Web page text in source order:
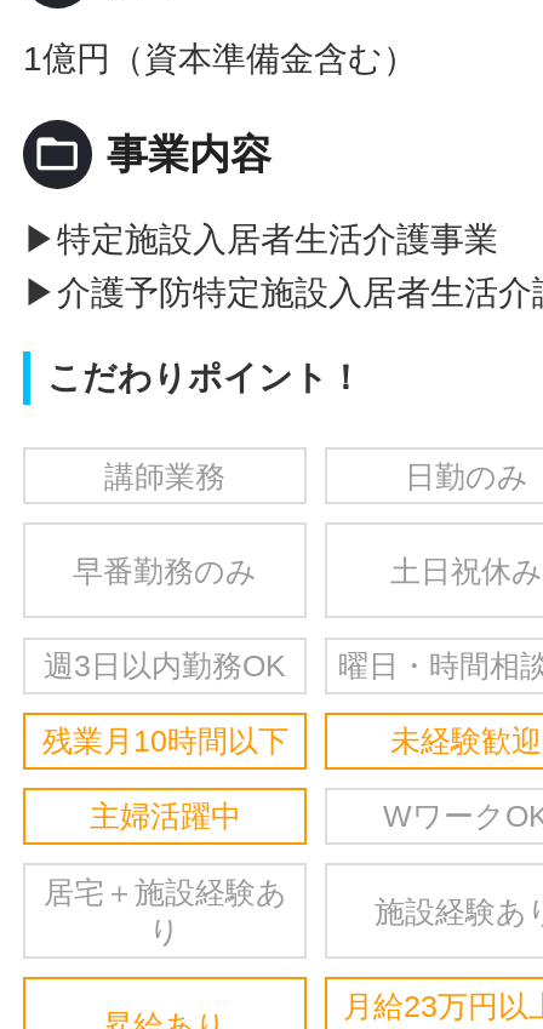
1億円（資本準備金含む）
folder_open 事業内容
▶特定施設入居者生活介護事業
▶介護予防特定施設入居者生活介
こだわりポイント！
講師業務 日勤のみ
早番勤務のみ 土日祝休み
週3日以内勤務OK 曜日・時間相
残業月10時間以下 未経験歓迎
主婦活躍中 Wワーク
居宅＋施設経験あ
り
施設経験あ
月給23万円以